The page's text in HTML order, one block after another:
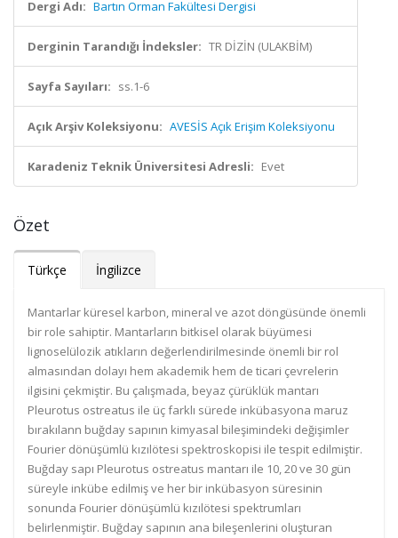
Dergi Adı: Bartın Orman Fakültesi Dergisi
Derginin Tarandığı İndeksler: TR DİZİN (ULAKBİM)
Sayfa Sayıları: ss.1-6
Açık Arşiv Koleksiyonu: AVESİS Açık Erişim Koleksiyonu
Karadeniz Teknik Üniversitesi Adresli: Evet
Özet
Türkçe İngilizce
Mantarlar küresel karbon, mineral ve azot döngüsünde önemli
bir role sahiptir. Mantarların bitkisel olarak büyümesi
lignoselülozik atıkların değerlendirilmesinde önemli bir rol
almasından dolayı hem akademik hem de ticari çevrelerin
ilgisini çekmiştir. Bu çalışmada, beyaz çürüklük mantarı
Pleurotus ostreatus ile üç farklı sürede inkübasyona maruz
bırakılann buğday sapının kimyasal bileşimindeki değişimler
Fourier dönüşümlü kızılötesi spektroskopisi ile tespit edilmiştir.
Buğday sapı Pleurotus ostreatus mantarı ile 10, 20 ve 30 gün
süreyle inkübe edilmiş ve her bir inkübasyon süresinin
sonunda Fourier dönüşümlü kızılötesi spektrumları
belirlenmiştir. Buğday sapının ana bileşenlerini oluşturan